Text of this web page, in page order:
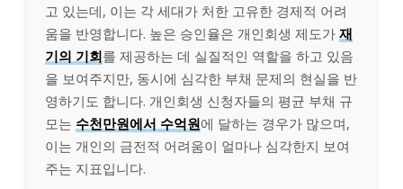
고 있는데, 이는 각 세대가 처한 고유한 경제적 어려
움을 반영합니다. 높은 승인율은 개인회생 제도가 재
기의 기회를 제공하는 데 실질적인 역할을 하고 있음
을 보여주지만, 동시에 심각한 부채 문제의 현실을 반
영하기도 합니다. 개인회생 신청자들의 평균 부채 규
모는 수천만원에서 수억원에 달하는 경우가 많으며,
이는 개인의 금전적 어려움이 얼마나 심각한지 보여
주는 지표입니다.